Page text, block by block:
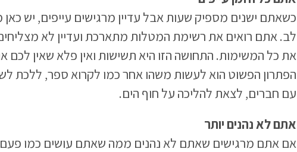
כשאתם ישנים מספיק שעות אבל עדיין מרגישים עייפים, יש
לב. אתם רואים את רשימת המטלות מתארכת ועדיין לא
את כל המשימות. התחושה הזו היא תשישות ואין פלא שאין לכם
הפתרון הפשוט הוא לעשות משהו אחר כמו לקרוא ספר, ללכת
עם חברים, לצאת להליכה על חוף הים.
אתם לא נהנים יותר
אם אתם מרגישים שאתם לא נהנים ממה שאתם עושים כמו